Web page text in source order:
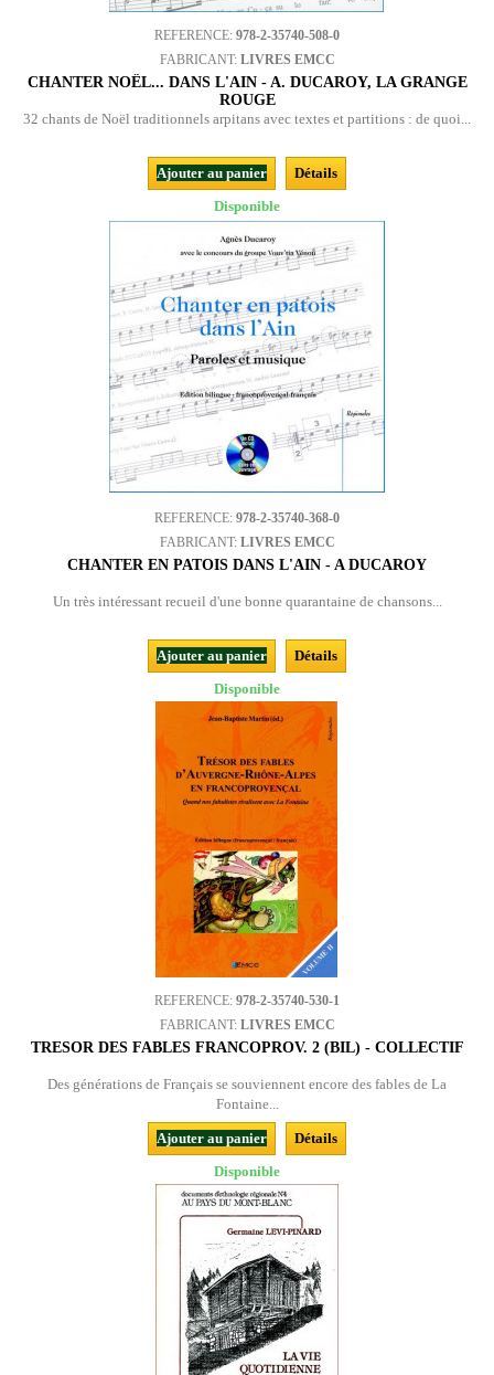
REFERENCE: 978-2-35740-508-0
FABRICANT: LIVRES EMCC
CHANTER NOËL... DANS L'AIN - A. DUCAROY, LA GRANGE
ROUGE
32 chants de Noël traditionnels arpitans avec textes et partitions : de quoi...
Ajouter au panier
Détails
Disponible
REFERENCE: 978-2-35740-368-0
FABRICANT: LIVRES EMCC
CHANTER EN PATOIS DANS L'AIN - A DUCAROY
Un très intéressant recueil d'une bonne quarantaine de chansons...
Ajouter au panier
Détails
Disponible
REFERENCE: 978-2-35740-530-1
FABRICANT: LIVRES EMCC
TRESOR DES FABLES FRANCOPROV. 2 (BIL) - COLLECTIF
Des générations de Français se souviennent encore des fables de La
Fontaine...
Ajouter au panier
Détails
Disponible